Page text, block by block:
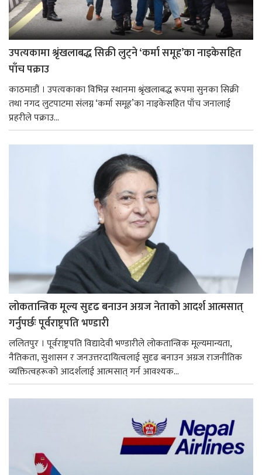
उपत्यकामा श्रृंखलाबद्ध सिक्री लुट्ने ‘कर्मा समूह’का नाइकेसहित
पाँच पक्राउ
काठमाडौं । उपत्यकाका विभिन्न स्थानमा श्रृंखलाबद्ध रूपमा सुनका सिक्री
तथा नगद लुटपाटमा संलग्न ‘कर्मा समूह’का नाइकेसहित पाँच जनालाई
प्रहरीले पक्राउ...
लोकतान्त्रिक मूल्य सुदृढ बनाउन अग्रज नेताको आदर्श आत्मसात्
गर्नुपर्छः पूर्वराष्ट्रपति भण्डारी
ललितपुर । पूर्वराष्ट्रपति विद्यादेवी भण्डारीले लोकतान्त्रिक मूल्यमान्यता,
नैतिकता, सुशासन र जनउत्तरदायित्वलाई सुदृढ बनाउन अग्रज राजनीतिक
व्यक्तित्वहरूको आदर्शलाई आत्मसात् गर्न आवश्यक...